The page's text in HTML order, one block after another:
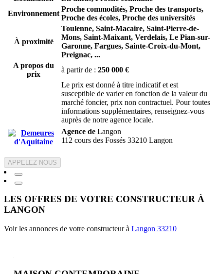
Environnement
Proche commodités, Proche des transports,
Proche des écoles, Proche des universités
À proximité
Toulenne, Saint-Macaire, Saint-Pierre-de-
Mons, Saint-Maixant, Verdelais, Le Pian-sur-
Garonne, Fargues, Sainte-Croix-du-Mont,
Preignac, ...
A propos du
prix
à partir de : 250 000 €
Le prix est donné à titre indicatif et est
susceptible de varier en fonction de la valeur du
marché foncier, prix non contractuel. Pour toutes
informations supplémentaires, renseignez-vous
auprès de notre agence locale.
Agence de Langon
112 cours des Fossés 33210 Langon
APPELEZ-NOUS
LES OFFRES DE VOTRE CONSTRUCTEUR À
LANGON
Voir les annonces de votre constructeur à Langon 33210